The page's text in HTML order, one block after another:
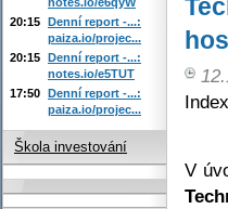
V
20:15 Denní report -...:
paiza.io/projec...
20:15 Denní report -...:
notes.io/e5TUT
17:50 Denní report -...:
paiza.io/projec...
Škola investování